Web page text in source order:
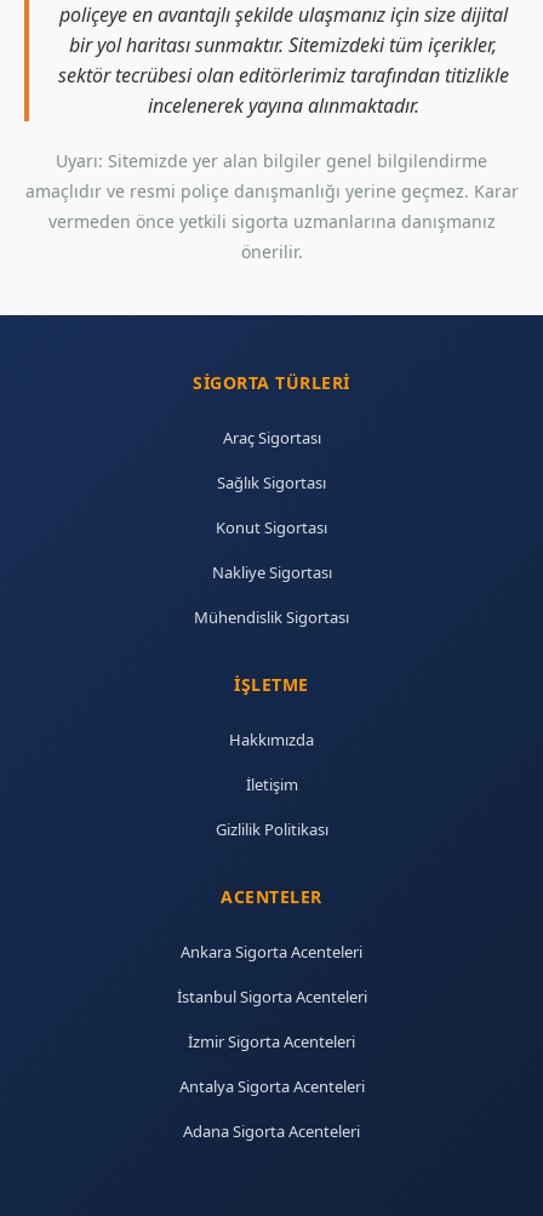
poliçeye en avantajlı şekilde ulaşmanız için size dijital
bir yol haritası sunmaktır. Sitemizdeki tüm içerikler,
sektör tecrübesi olan editörlerimiz tarafından titizlikle
incelenerek yayına alınmaktadır.
Uyarı: Sitemizde yer alan bilgiler genel bilgilendirme
amaçlıdır ve resmi poliçe danışmanlığı yerine geçmez. Karar
vermeden önce yetkili sigorta uzmanlarına danışmanız
önerilir.
SIGORTA TÜRLERI
Araç Sigortası
Sağlık Sigortası
Konut Sigortası
Nakliye Sigortası
Mühendislik Sigortası
İŞLETME
Hakkımızda
İletişim
Gizlilik Politikası
ACENTELER
Ankara Sigorta Acenteleri
İstanbul Sigorta Acenteleri
İzmir Sigorta Acenteleri
Antalya Sigorta Acenteleri
Adana Sigorta Acenteleri